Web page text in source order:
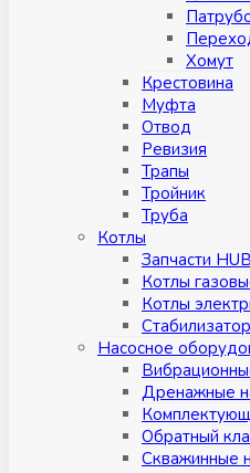
Хомут
Крестовина
Муфтa
Отвод
Ревизия
Трапы
Тройник
Труба
Котлы
Запчасти
Котлы
Котлы
Насосное
Дренажные
Обратный
Скважинные